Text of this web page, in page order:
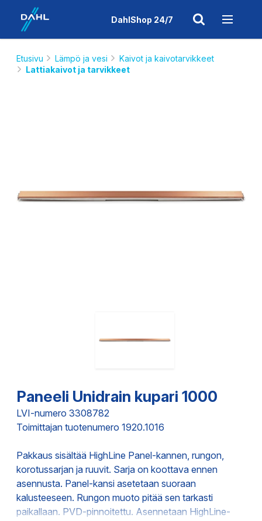
DahlShop 24/7
Etusivu Lämpö ja vesi
Kaivot ja kaivotarvikkeet
Lattiakaivot ja tarvikkeet
Paneeli Unidrain kupari 1000
LVI-numero 3308782
Toimittajan tuotenumero 1920.1016
Pakkaus sisältää HighLine Panel-kannen, rungon,
korotussarjan ja ruuvit. Sarja on koottava ennen
asennusta. Panel-kansi asetetaan suoraan
kalusteeseen. Rungon muoto pitää sen tarkasti
paikallaan. PVD-pinnoitettu. Asennetaan HighLine-